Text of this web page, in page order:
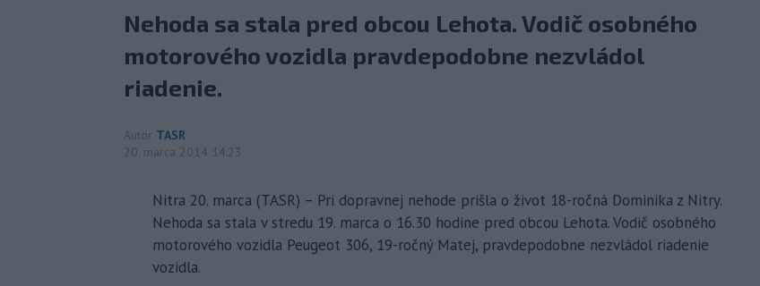
Nehoda sa stala pred obcou Lehota. Vodič osobného
motorového vozidla pravdepodobne nezvládol
riadenie.
Autor TASR
20. marca 2014 14:23
Nitra 20. marca (TASR) – Pri dopravnej nehode prišla o život 18-ročná Dominika z Nitry.
Nehoda sa stala v stredu 19. marca o 16.30 hodine pred obcou Lehota. Vodič osobného
motorového vozidla Peugeot 306, 19-ročný Matej, pravdepodobne nezvládol riadenie
vozidla.